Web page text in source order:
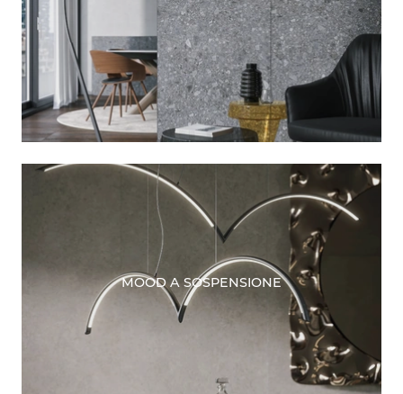
MOOD A SOSPENSIONE